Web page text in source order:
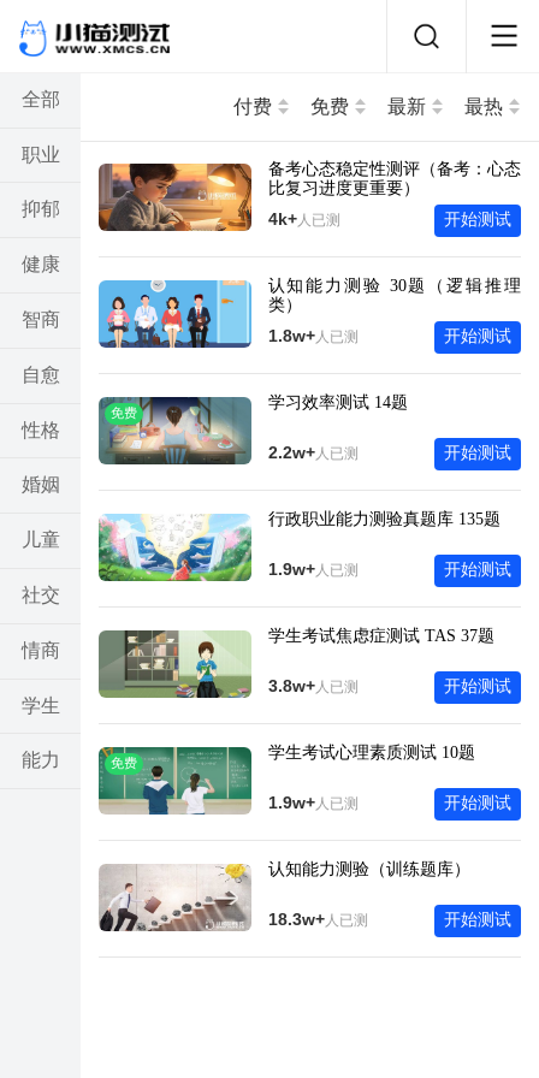
全部
职业
抑郁
健康
智商
自愈
性格
婚姻
儿童
社交
情商
学生
能力
付费 免费 最新 最热
备考心态稳定性测评（备考：心态
比复习进度更重要）
开始测试
4k+人已测
认知能力测验 30题（逻辑推理
类）
开始测试
1.8w+人已测
免费
学习效率测试 14题
开始测试
2.2w+人已测
行政职业能力测验真题库 135题
开始测试
1.9w+人已测
学生考试焦虑症测试 TAS 37题
开始测试
3.8w+人已测
免费
学生考试心理素质测试 10题
开始测试
1.9w+人已测
认知能力测验（训练题库）
开始测试
18.3w+人已测